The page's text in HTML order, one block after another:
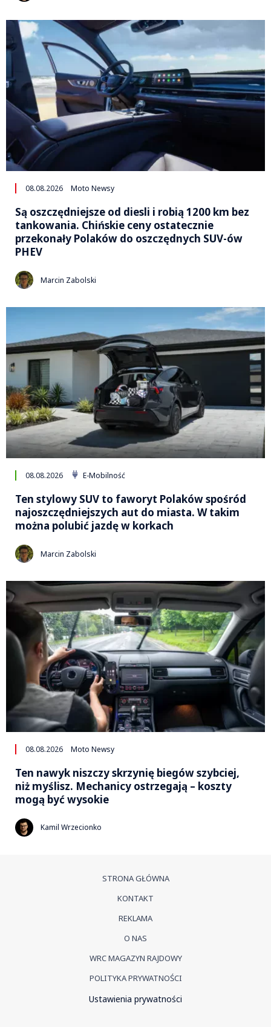
08.08.2026 Moto Newsy
Są oszczędniejsze od diesli i robią 1200 km bez
tankowania. Chińskie ceny ostatecznie
przekonały Polaków do oszczędnych SUV-ów
PHEV
Marcin Zabolski
08.08.2026 E-Mobilność
Ten stylowy SUV to faworyt Polaków spośród
najoszczędniejszych aut do miasta. W takim
można polubić jazdę w korkach
Marcin Zabolski
08.08.2026 Moto Newsy
Ten nawyk niszczy skrzynię biegów szybciej,
niż myślisz. Mechanicy ostrzegają – koszty
mogą być wysokie
Kamil Wrzecionko
STRONA GŁÓWNA
KONTAKT
REKLAMA
O NAS
WRC MAGAZYN RAJDOWY
POLITYKA PRYWATNOŚCI
Ustawienia prywatności